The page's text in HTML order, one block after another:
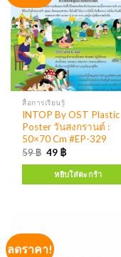
สื่อการเรียนรู้
INTOP By OST Plastic
Poster วันสงกรานต์ :
50×70 Cm #EP-329
59฿ 49 ฿
หยิบใส่ตะกร้า
ลดราคา!